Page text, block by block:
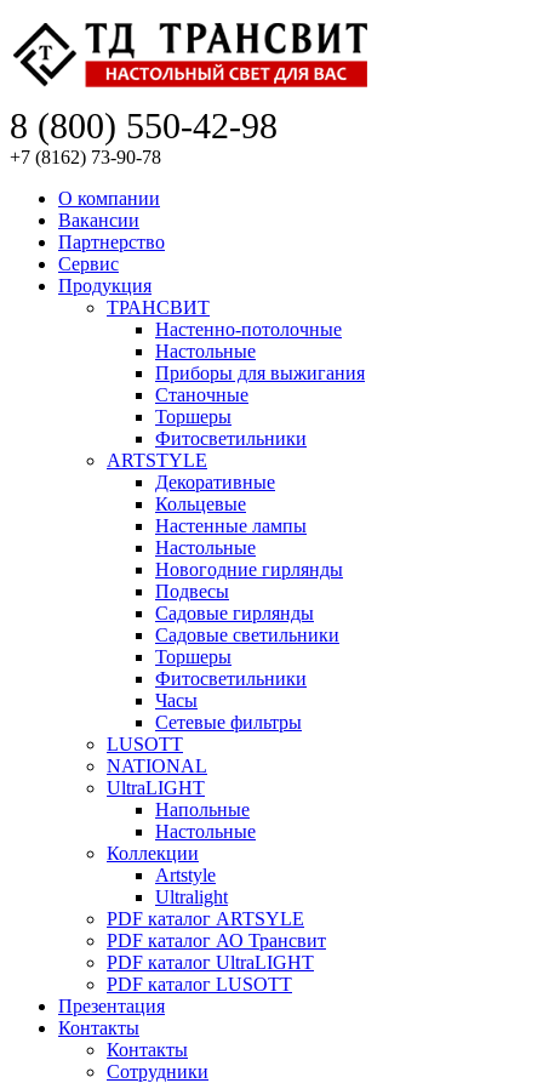
8 (800) 550-42-98
+7 (8162) 73-90-78
О компании
Вакансии
Партнерство
Сервис
Продукция
ТРАНСВИТ
Настенно-потолочные
Настольные
Приборы для выжигания
Станочные
Торшеры
Фитосветильники
ARTSTYLE
Декоративные
Кольцевые
Настенные лампы
Настольные
Новогодние гирлянды
Подвесы
Садовые гирлянды
Садовые светильники
Торшеры
Фитосветильники
Часы
Сетевые фильтры
LUSOTT
NATIONAL
UltraLIGHT
Напольные
Настольные
Коллекции
Artstyle
Ultralight
PDF каталог ARTSYLE
PDF каталог АО Трансвит
PDF каталог UltraLIGHT
PDF каталог LUSOTT
Презентация
Контакты
Контакты
Сотрудники